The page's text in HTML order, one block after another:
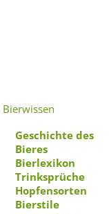
Bierwissen
Geschichte des
Bieres
Bierlexikon
Trinksprüche
Hopfensorten
Bierstile